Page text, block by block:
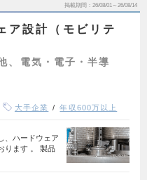
掲載期間 26/08/01～26/08/14
ア設計（モビリテ
、電気・電子・半導
大手企業 年収600万以上
、ハードウェア
ります 。 製品